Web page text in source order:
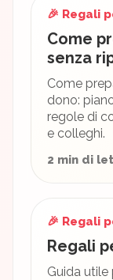
🎉 Regali
Come
senza
Come
dono:
regole di
e colleghi.
2 min di
🎉 Regali
Regali
Guida utile